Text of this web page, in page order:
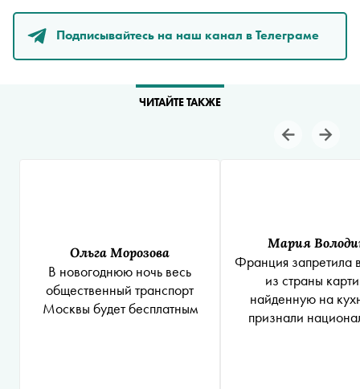
Подписывайтесь на наш канал в Телеграме
ЧИТАЙТЕ ТАКЖЕ
Ольга Морозова
В новогоднюю ночь весь
общественный транспорт
Москвы будет бесплатным
Мария
Франция запретила
из страны
найденную на
признали